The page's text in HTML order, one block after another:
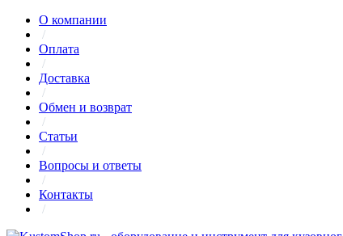
О компании
/
Оплата
/
Доставка
/
Обмен и возврат
/
Статьи
/
Вопросы и ответы
/
Контакты
/